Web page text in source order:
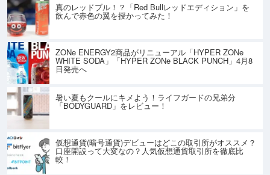
真のレッドブル！？「Red Bullレッドエディション」を
飲んで赤色の翼を授かってみた！
ZONe ENERGY2商品がリニューアル「HYPER ZONe
WHITE SODA」「HYPER ZONe BLACK PUNCH」4月8
日発売へ
暑い夏もクールにキメよう！ライフガードの兄弟分
「BODYGUARD」をレビュー！
仮想通貨(暗号通貨)デビューはどこの取引所がオススメ？
口座開設って大変なの？人気仮想通貨取引所を徹底比
較！